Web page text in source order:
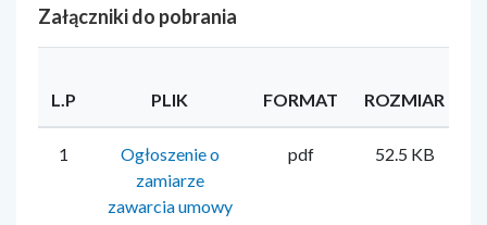
Załączniki do pobrania
L.P PLIK FORMAT ROZMIAR
1
Ogłoszenie o
zamiarze
zawarcia umowy
pdf
52.5 KB